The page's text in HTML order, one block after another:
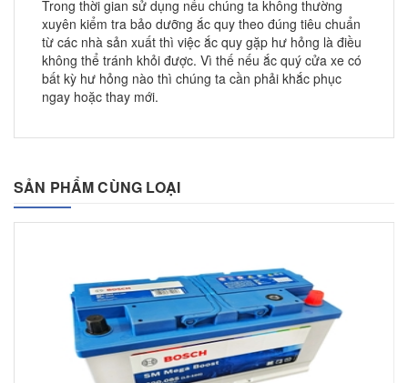
Trong thời gian sử dụng nếu chúng ta không thường
xuyên kiểm tra bảo dưỡng ắc quy theo đúng tiêu chuẩn
từ các nhà sản xuất thì việc ắc quy gặp hư hỏng là điều
không thể tránh khỏi được. Vì thế nếu ắc quý cửa xe có
bất kỳ hư hỏng nào thì chúng ta cần phải khắc phục
ngay hoặc thay mới.
SẢN PHẨM CÙNG LOẠI